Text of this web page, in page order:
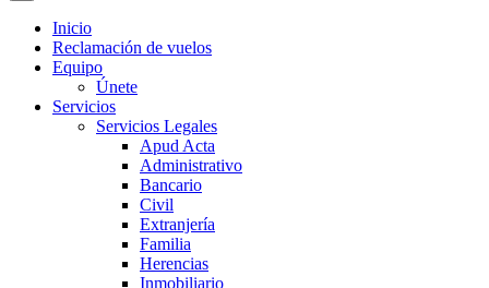
Inicio
Reclamación de vuelos
Equipo
Únete
Servicios
Servicios Legales
Apud Acta
Administrativo
Bancario
Civil
Extranjería
Familia
Herencias
Inmobiliario